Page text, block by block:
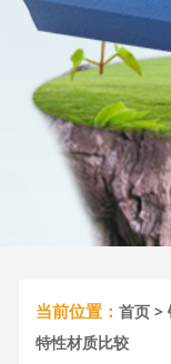
当前位置：首页 >
特性材质比较